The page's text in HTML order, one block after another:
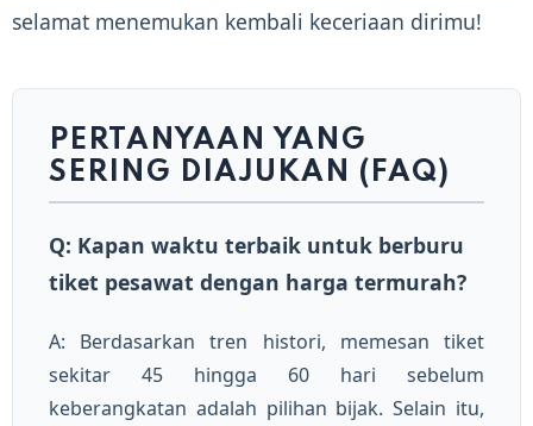
selamat menemukan kembali keceriaan dirimu!
PERTANYAAN YANG
SERING DIAJUKAN (FAQ)
Q: Kapan waktu terbaik untuk berburu
tiket pesawat dengan harga termurah?
A: Berdasarkan tren histori, memesan tiket
sekitar 45 hingga 60 hari sebelum
keberangkatan adalah pilihan bijak. Selain itu,